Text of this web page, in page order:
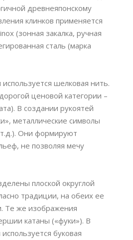
древнеяпонскому
клинков применяется
(зонная закалка, ручная
сталь (марка
шелковая нить.
ценовой категории –
В создании рукоятей
металлические символы
Они формируют
не позволяя мечу
плоской округлой
традиции, на обеих ее
Те же изображения
катаны («фуки»). В
буковая